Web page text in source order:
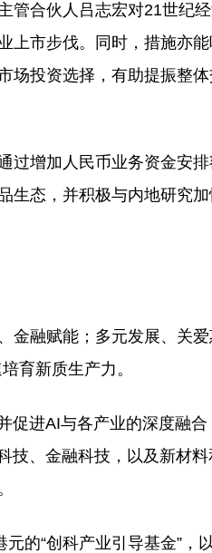
管合伙人吕志宏对21世纪
上市步伐。同时，措施亦
场投资选择，有助提振整
过增加人民币业务资金安
生态，并积极与内地研究
金融赋能；多元发展、关
育新质生产力。
促进AI与各产业的深度融
技、金融科技，以及新材
的“创科产业引导基金”，